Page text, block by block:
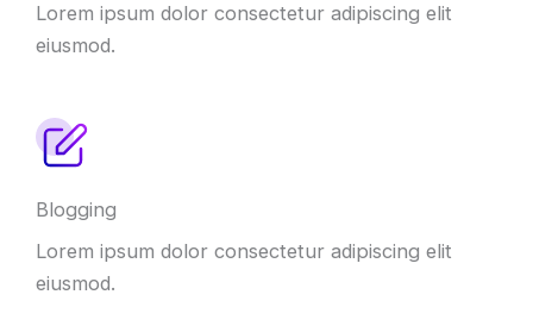
Lorem ipsum dolor consectetur adipiscing elit
eiusmod.
Blogging
Lorem ipsum dolor consectetur adipiscing elit
eiusmod.